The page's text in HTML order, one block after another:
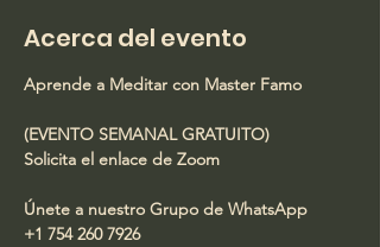
Acerca del evento
Aprende a Meditar con Master Famo
(EVENTO SEMANAL GRATUITO)
Solicita el enlace de Zoom
Únete a nuestro Grupo de WhatsApp
+1 754 260 7926